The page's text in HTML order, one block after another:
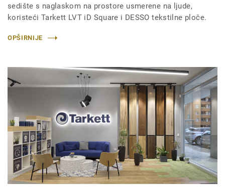
sedište s naglaskom na prostore usmerene na ljude,
koristeći Tarkett LVT iD Square i DESSO tekstilne ploče.
OPŠIRNIJE